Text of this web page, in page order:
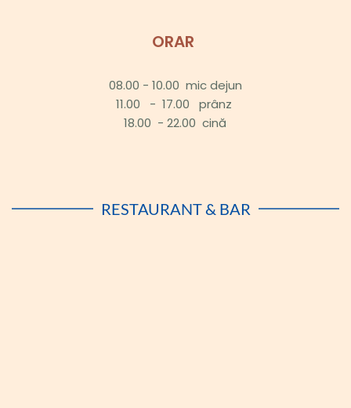
ORAR
08.00 - 10.00  mic dejun
11.00   -  17.00   prânz
18.00  - 22.00  cină
RESTAURANT & BAR